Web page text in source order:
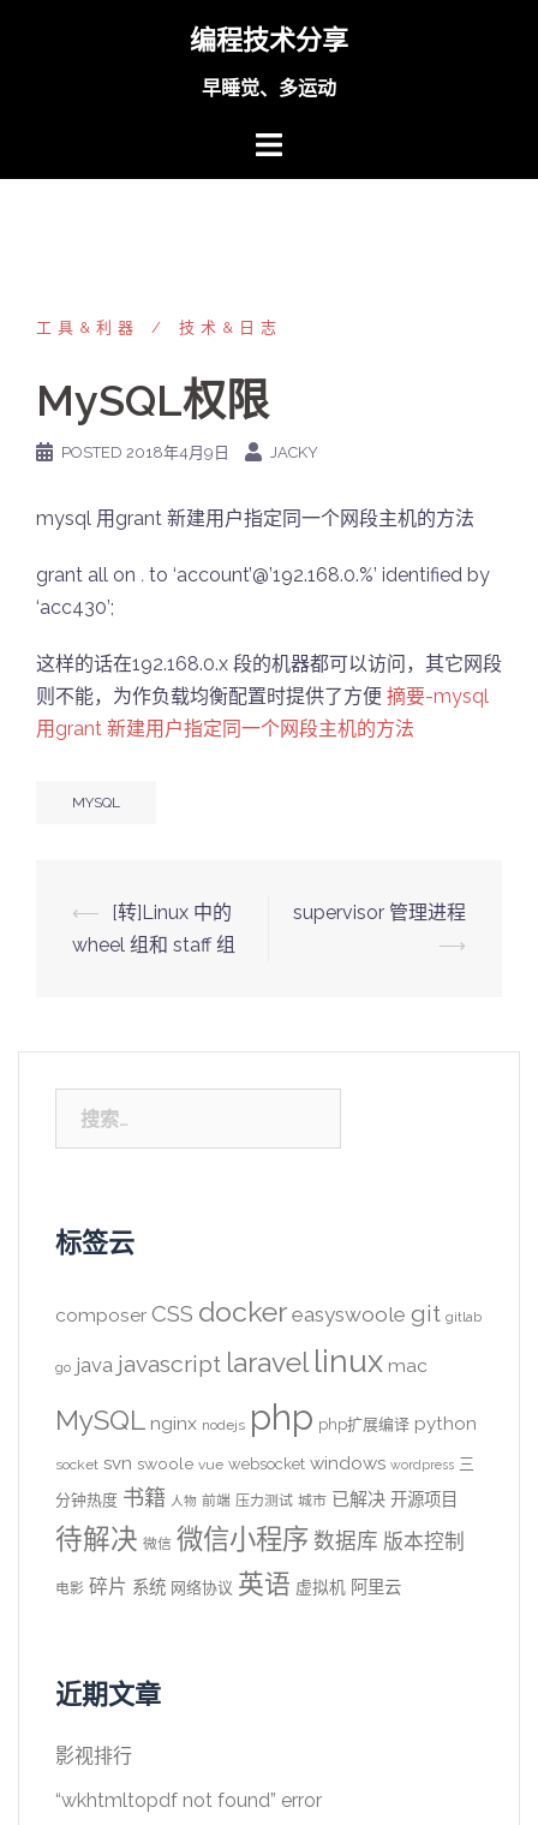
编程技术分享
早睡觉、多运动
工具&利器 技术&日志
MySQL权限
POSTED 2018年4月9日 JACKY
mysql 用grant 新建用户指定同一个网段主机的方法
grant all on . to ‘account’@’192.168.0.%’ identified by
‘acc430’;
这样的话在192.168.0.x 段的机器都可以访问，其它网段
则不能，为作负载均衡配置时提供了方便 摘要-mysql
用grant 新建用户指定同一个网段主机的方法
MYSQL
Post
navigation
⟵
[转]Linux 中的
wheel 组和 staff 组
supervisor 管理进程
⟶
索：
标签云
composer CSS docker easyswoole git gitlab
go java javascript laravel linux mac
MySQL nginx nodejs php php扩展编译 python
socket svn swoole vue websocket windows wordpress 三
分钟热度 书籍 人物 前端 压力测试 城市 已解决 开源项目
待解决 微信 微信小程序 数据库 版本控制
电影 碎片 系统 网络协议 英语 虚拟机 阿里云
近期文章
影视排行
“wkhtmltopdf not found” error